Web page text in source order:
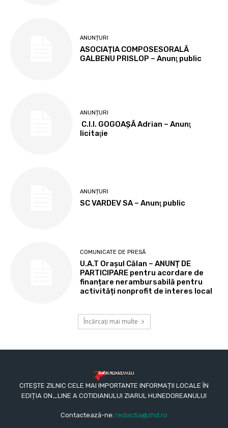
ANUNȚURI
ASOCIAȚIA COMPOSESORALĂ
GALBENU PRISLOP – Anunţ public
ANUNȚURI
C.I.I. GOGOAŞĂ Adrian – Anunţ
licitaţie
ANUNȚURI
SC VARDEV SA – Anunţ public
COMUNICATE DE PRESĂ
U.A.T Orașul Călan – ANUNȚ DE
PARTICIPARE pentru acordare de
finanțare nerambursabilă pentru
activități nonprofit de interes local
Încărcați mai multe
CITEȘTE ZILNIC CELE MAI IMPORTANTE INFORMAȚII LOCALE ÎN
EDIȚIA ON_LINE A COTIDIANULUI ZIARUL HUNEDOREANULUI
Contactează-ne: redactia@zhd.ro